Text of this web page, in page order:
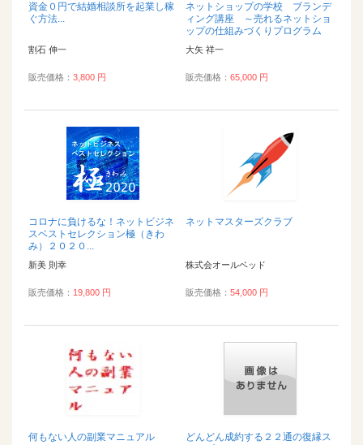
資金０円で結婚相談所を起業し稼
ぐ方法...
割石 伸一
販売価格： 3,800 円
ネットショップの学校 ブランデ
ィング講座 ～売れるネットショ
ップの仕組みづくりプログラム
～...
大矢 祥一
販売価格： 65,000 円
コロナに負けるな！ネットビジネ
スベストセレクション極（きわ
み）２０２０...
新美 則幸
販売価格： 19,800 円
ネットマスターズクラブ
株式会オールベッド
販売価格： 54,000 円
何もない人の副業マニュアル
どんどん成約する２２通の復縁ス